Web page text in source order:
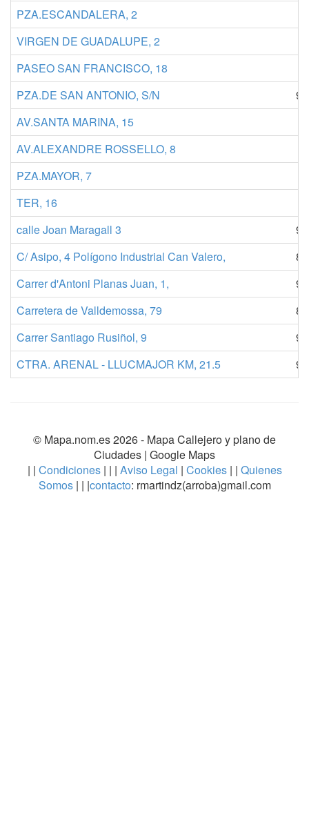
PZA.ESCANDALERA, 2
VIRGEN DE GUADALUPE, 2
PASEO SAN FRANCISCO, 18
PZA.DE SAN ANTONIO, S/N
AV.SANTA MARINA, 15
AV.ALEXANDRE ROSSELLO, 8
PZA.MAYOR, 7
TER, 16
calle Joan Maragall 3
C/ Asipo, 4 Polígono Industrial Can Valero,
Carrer d'Antoni Planas Juan, 1,
Carretera de Valldemossa, 79
Carrer Santiago Rusiñol, 9
CTRA. ARENAL - LLUCMAJOR KM, 21.5
© Mapa.nom.es 2026 - Mapa Callejero y plano de
Ciudades | Google Maps
| | Condiciones| | | Aviso Legal | Cookies | | Quienes
Somos | | |contacto: rmartindz(arroba)gmail.com